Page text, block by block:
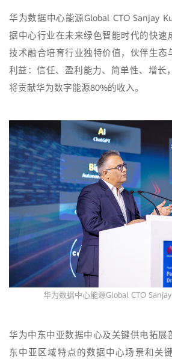
华为数据中心能源Global CTO Sanjay
据中心行业在未来绿色智能时代的快速
技术融合培育行业独特价值，伙伴生态
利益：信任、盈利能力、简单性、增长
将贡献华为数字能源80%的收入。
华为数据中心能源Global CTO
华为中东中亚数据中心及关键供电拓展
东中亚区域特点的数据中心场景和关